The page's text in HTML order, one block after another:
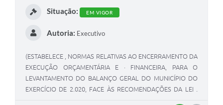
Situação: EM VIGOR
Autoria: Executivo
(ESTABELECE , NORMAS RELATIVAS AO ENCERRAMENTO DA
EXECUÇÃO ORÇAMENTÁRIA E · FINANCEIRA, PARA O
LEVANTAMENTO DO BALANÇO GERAL DO MUNICÍPIO DO
EXERCÍCIO DE 2.020, FACE ÀS RECOMENDAÇÕES DA LEI .